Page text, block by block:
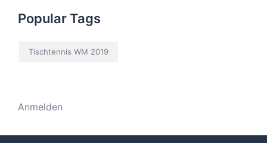
Popular Tags
Tischtennis WM 2019
Anmelden